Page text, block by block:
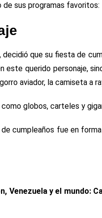
sus programas favoritos:
decidió que su fiesta de
este querido personaje,
aviador, la camiseta a
globos, carteles y
cumpleaños fue en forma
Venezuela y el mundo: